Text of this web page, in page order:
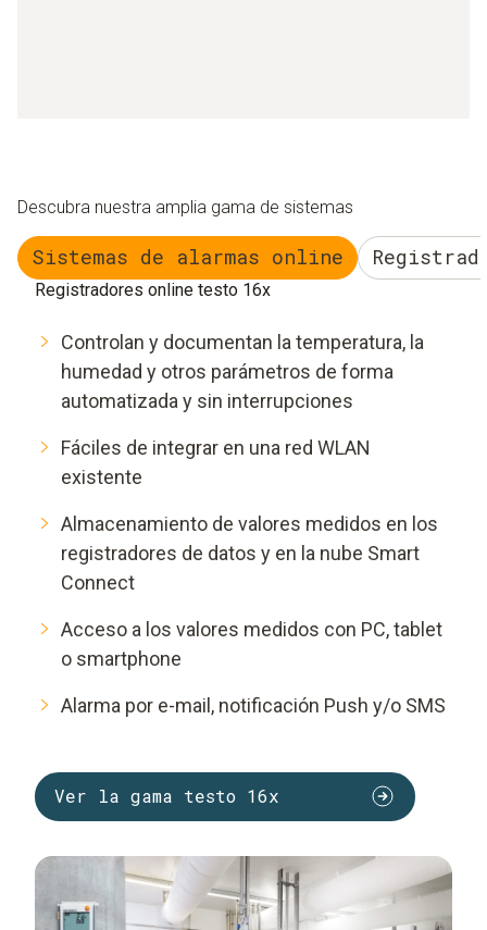
Descubra nuestra amplia gama de sistemas
Sistemas de alarmas online
Registradores online testo 16x
Controlan y documentan la temperatura, la
humedad y otros parámetros de forma
automatizada y sin interrupciones
Fáciles de integrar en una red WLAN
existente
Almacenamiento de valores medidos en los
registradores de datos y en la nube Smart
Connect
Acceso a los valores medidos con PC, tablet
o smartphone
Alarma por e-mail, notificación Push y/o SMS
Ver la gama testo 16x